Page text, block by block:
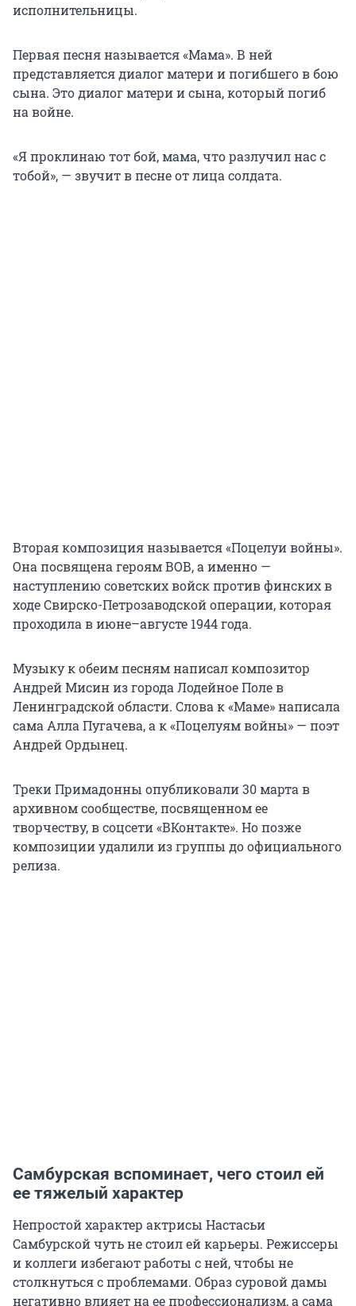
исполнительницы.
Первая песня называется «Мама». В ней
представляется диалог матери и погибшего в бою
сына. Это диалог матери и сына, который погиб
на войне.
«Я проклинаю тот бой, мама, что разлучил нас с
тобой», — звучит в песне от лица солдата.
Вторая композиция называется «Поцелуи войны».
Она посвящена героям ВОВ, а именно —
наступлению советских войск против финских в
ходе Свирско-Петрозаводской операции, которая
проходила в июне–августе 1944 года.
Музыку к обеим песням написал композитор
Андрей Мисин из города Лодейное Поле в
Ленинградской области. Слова к «Маме» написала
сама Алла Пугачева, а к «Поцелуям войны» — поэт
Андрей Ордынец.
Треки Примадонны опубликовали 30 марта в
архивном сообществе, посвященном ее
творчеству, в соцсети «ВКонтакте». Но позже
композиции удалили из группы до официального
релиза.
Самбурская вспоминает, чего стоил ей
ее тяжелый характер
Непростой характер актрисы Настасьи
Самбурской чуть не стоил ей карьеры. Режиссеры
и коллеги избегают работы с ней, чтобы не
столкнуться с проблемами. Образ суровой дамы
негативно влияет на ее профессионализм, а сама